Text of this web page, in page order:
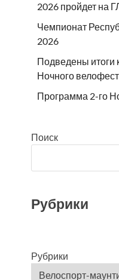
2026 пройдет на
Чемпионат
2026
Подведены итоги
Ночного
Программа 2-го
Поиск
Рубрики
Рубрики